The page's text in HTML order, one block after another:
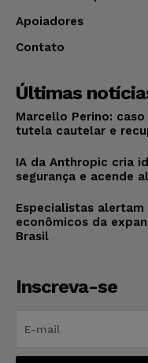
Apoiadores
Contato
Últimas
Marcello Perino:
tutela cautelar e
IA da Anthropic cria
segurança e acende
Especialistas
econômicos da
Brasil
Inscreva-se